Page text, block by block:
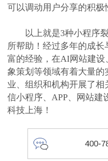
可以调动用户分享的积极
以上就是3种小程序裂
所帮助！经过多年的成
富的经验，在AI网站建
象策划等领域有着大量
业、组织和机构开展了
信小程序、APP、网站建
科技上海！
400-7